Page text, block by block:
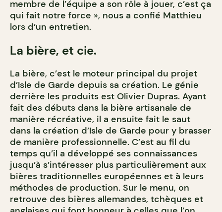
membre de l’équipe a son rôle à jouer, c’est ça
qui fait notre force », nous a confié Matthieu
lors d’un entretien.
La bière, et cie.
La bière, c’est le moteur principal du projet
d’Isle de Garde depuis sa création. Le génie
derrière les produits est Olivier Dupras. Ayant
fait des débuts dans la bière artisanale de
manière récréative, il a ensuite fait le saut
dans la création d’Isle de Garde pour y brasser
de manière professionnelle. C’est au fil du
temps qu’il a développé ses connaissances
jusqu’à s’intéresser plus particulièrement aux
bières traditionnelles européennes et à leurs
méthodes de production. Sur le menu, on
retrouve des bières allemandes, tchèques et